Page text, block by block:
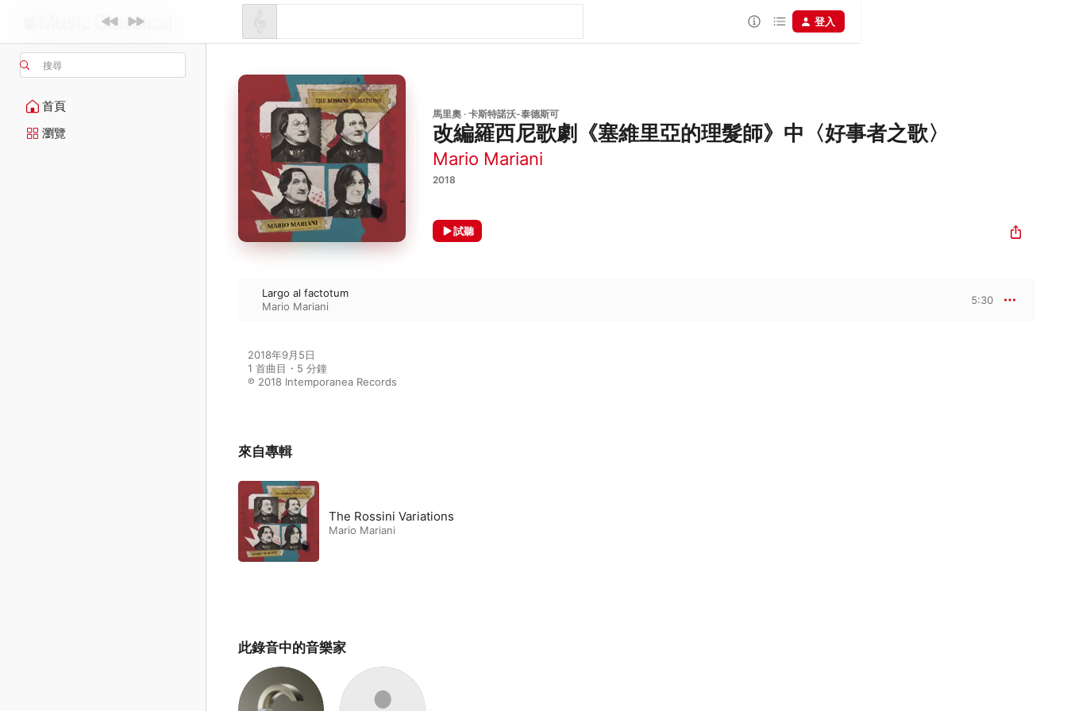
搜尋
首頁
瀏覽
登入
馬里奧 · 卡斯特諾沃-泰德斯可
改編羅西尼歌劇《塞維里亞的理髮師》中〈好事者之歌〉
Mario Mariani
2018
試聽
Largo al factotum
Mario Mariani
5:30
2018年9月5日
1 首曲目・5 分鐘
℗ 2018 Intemporanea Records
來自專輯
The Rossini Variations
Mario Mariani
此錄音中的音樂家